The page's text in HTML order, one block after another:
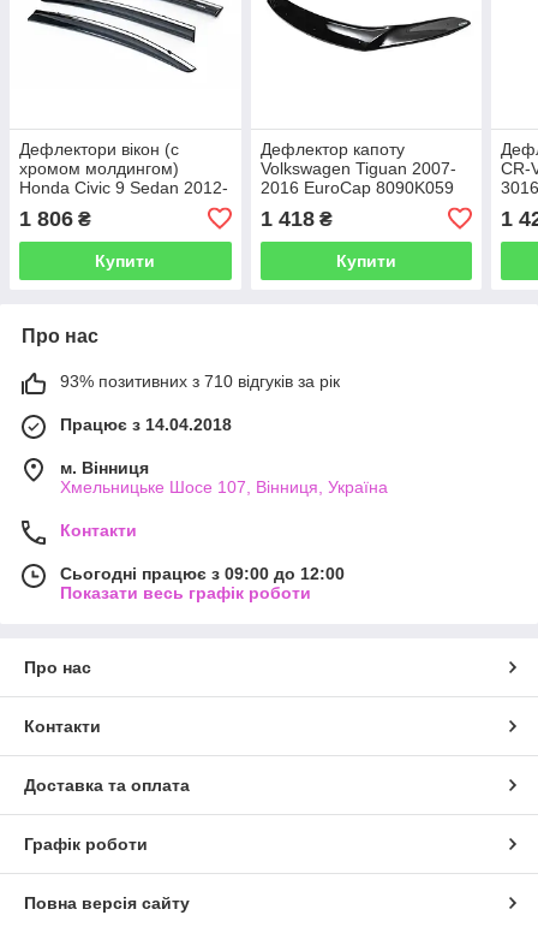
Дефлектори вікон (с
хромом молдингом)
Honda Civic 9 Sedan 2012-
047hd020201
1 806 ₴
Купити
Дефлектор капоту
Volkswagen Tiguan 2007-
2016 EuroCap 8090K059
1 418₴
Купити
CR-
1
Про нас
93% позитивних з 710 відгуків за рік
Працює з 14.04.2018
м. Вінниця
Хмельницьке Шосе 107, Вінниця, Україна
Контакти
Сьогодні працює з 09:00 до 12:00
Показати весь графік роботи
Про нас
Контакти
Доставка та оплата
Графік роботи
Повна версія сайту